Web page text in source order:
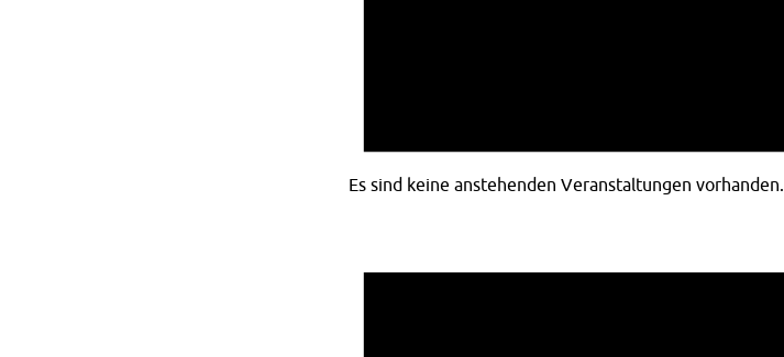
Es sind keine anstehenden Veranstaltungen vorhanden.